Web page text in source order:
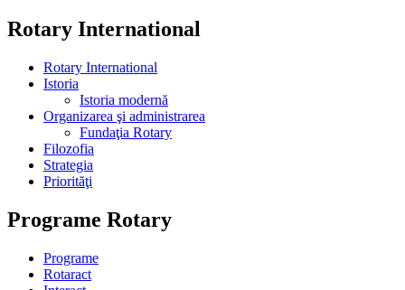
Rotary International
Rotary International
Istoria
Istoria modernă
Organizarea şi administrarea
Fundaţia Rotary
Filozofia
Strategia
Priorităţi
Programe Rotary
Programe
Rotaract